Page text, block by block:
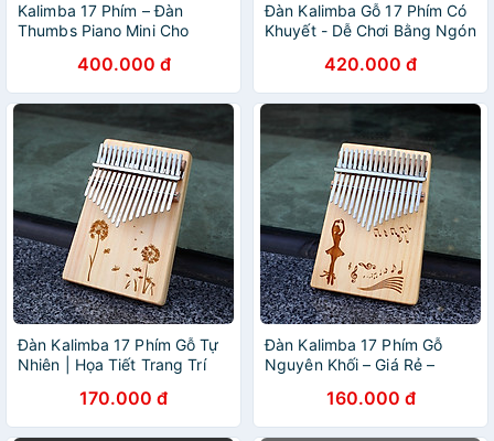
Kalimba 17 Phím – Đàn
Thumbs Piano Mini Cho
400.000 đ
Đàn Kalimba Gỗ 17 Phím Có
Khuyết - Dễ Chơi Bằng Ngón
420.000 đ
Đàn Kalimba 17 Phím Gỗ Tự
Nhiên | Họa Tiết Trang Trí
Người Mới Bắt Đầu
170.000 đ
Đàn Kalimba 17 Phím Gỗ
Nguyên Khối – Giá Rẻ –
160.000 đ